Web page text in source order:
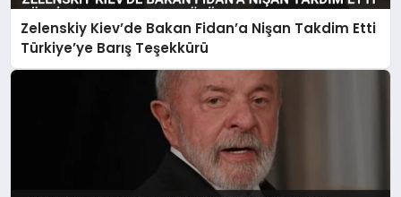
Zelenskiy Kiev’de Bakan Fidan’a Nişan Takdim Etti
Türkiye’ye Barış Teşekkürü